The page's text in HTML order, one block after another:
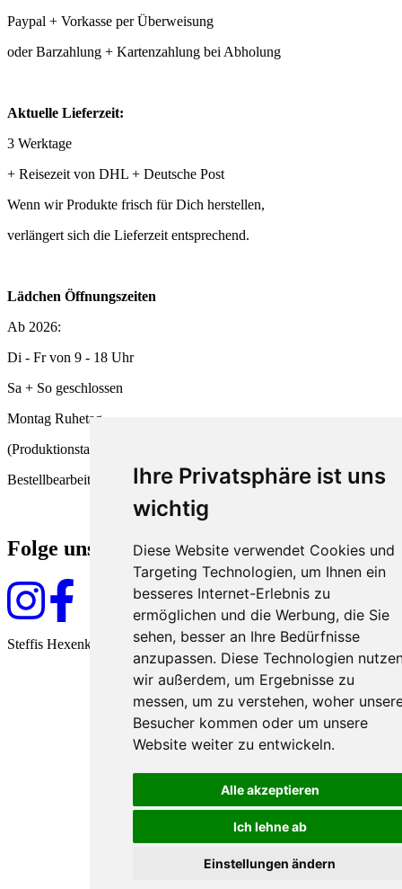
Ihre Privatsphäre ist uns
wichtig
Diese Website verwendet Cookies und
Targeting Technologien, um Ihnen ein
besseres Internet-Erlebnis zu
ermöglichen und die Werbung, die Sie
sehen, besser an Ihre Bedürfnisse
anzupassen. Diese Technologien
wir außerdem, um Ergebnisse zu
messen, um zu verstehen, woher
Besucher kommen oder um unsere
Website weiter zu entwickeln.
Alle akzeptieren
Ich lehne ab
Einstellungen ändern
Paypal + Vorkasse per Überweisung
oder Barzahlung + Kartenzahlung bei Abholung
Aktuelle Lieferzeit:
3 Werktage
+ Reisezeit von DHL + Deutsche Post
Wenn wir Produkte frisch für Dich herstellen,
verlängert sich die Lieferzeit entsprechend.
Lädchen Öffnungszeiten
Ab 2026:
Di - Fr von 9 - 18 Uhr
Sa + So geschlossen
Montag Ruhetag
(Produktionstag und
Bestellbearbeitung)
Folge uns
Steffis Hexenküche seit 2009